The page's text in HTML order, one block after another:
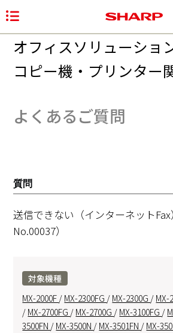
オフィスソリューショ
コピー機・プリンター
よくあるご質問
質問
送信できない（インターネットFax
No.00037）
対象機種
MX-2000F / MX-2300FG / MX-2300G / MX-
/ MX-2700FG / MX-2700G / MX-3100FG /
3500FN / MX-3500N / MX-3501FN / MX-